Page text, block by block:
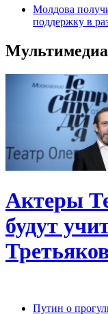
Молдова
поддержку в
Мультимедиа
Актеры
будут
Путин о